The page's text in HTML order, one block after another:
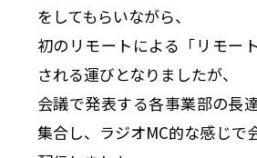
をしてもらいながら、
初のリモートによる「リモー
される運びとなりましたが、
会議で発表する各事業部の長
集合し、ラジオMC的な感じで